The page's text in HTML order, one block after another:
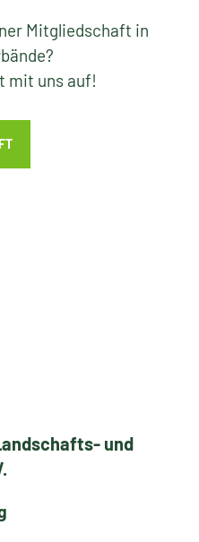
Mitgliedschaft in
mit uns auf!
und